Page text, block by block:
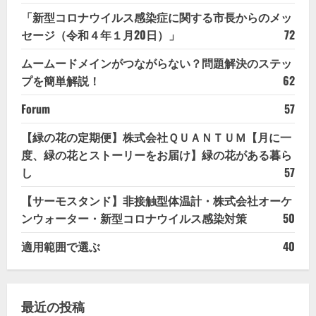
「新型コロナウイルス感染症に関する市長からのメッ
セージ（令和４年１月20日）」
72
ムームードメインがつながらない？問題解決のステッ
プを簡単解説！
62
Forum
57
【緑の花の定期便】株式会社ＱＵＡＮＴＵＭ【月に一
度、緑の花とストーリーをお届け】緑の花がある暮ら
し
57
【サーモスタンド】非接触型体温計・株式会社オーケ
ンウォーター・新型コロナウイルス感染対策
50
適用範囲で選ぶ
40
最近の投稿